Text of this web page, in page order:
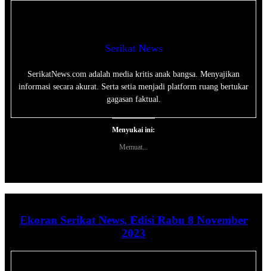
Serikat News
SerikatNews.com adalah media kritis anak bangsa. Menyajikan
informasi secara akurat. Serta setia menjadi platform ruang bertukar
gagasan faktual.
Menyukai ini:
Memuat...
Ekoran Serikat News, Edisi Rabu 8 November
2023